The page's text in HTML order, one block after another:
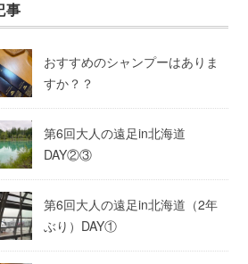
事
おすすめのシャンプーはありま
すか？？
第6回大人の遠足in北海道
DAY②③
第6回大人の遠足in北海道（2年
ぶり）DAY①